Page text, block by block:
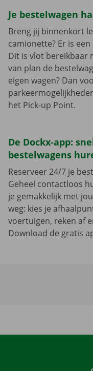
Je bestelwagen
Breng jij binnenkort
camionette? Er is
Dit is vlot bereikbaar
van plan de
eigen wagen? Dan
het Pick-up Point.
De Dockx-app:
bestelwagens
Reserveer 24/7 je
Geheel contactloos
je gemakkelijk met
weg: kies je
voertuigen, reken af
Download de gratis